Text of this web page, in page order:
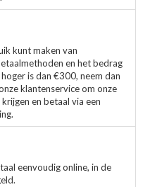
kunt maken van
en het bedrag
is dan €300, neem dan
klantenservice om onze
en betaal via een
eenvoudig online, in de